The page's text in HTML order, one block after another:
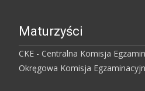
Maturzyści
CKE - Centralna Komisja
Okręgowa Komisja